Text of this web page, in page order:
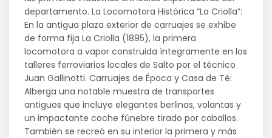
departamento. La Locomotora Histórica “La Criolla”:
En la antigua plaza exterior de carruajes se exhibe
de forma fija La Criolla (1895), la primera
locomotora a vapor construida íntegramente en los
talleres ferroviarios locales de Salto por el técnico
Juan Gallinotti. Carruajes de Época y Casa de Té:
Alberga una notable muestra de transportes
antiguos que incluye elegantes berlinas, volantas y
un impactante coche fúnebre tirado por caballos.
También se recreó en su interior la primera y más